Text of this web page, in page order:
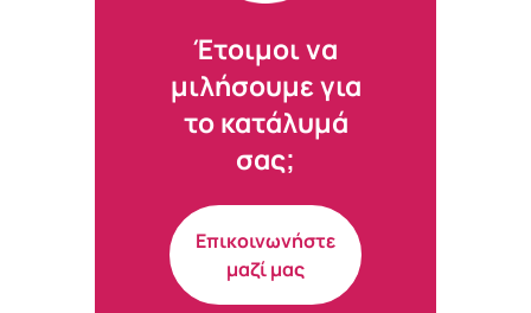
Έτοιμοι να
μιλήσουμε για
το κατάλυμά
σας;
Επικοινωνήστε
μαζί μας